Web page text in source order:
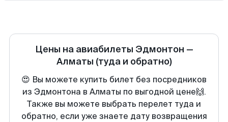
Цены на авиабилеты Эдмонтон —
Алматы (туда и обратно)
😍 Вы можете купить билет без посредников
из Эдмонтона в Алматы по выгодной цене🙌.
Также вы можете выбрать перелет туда и
обратно, если уже знаете дату возвращения